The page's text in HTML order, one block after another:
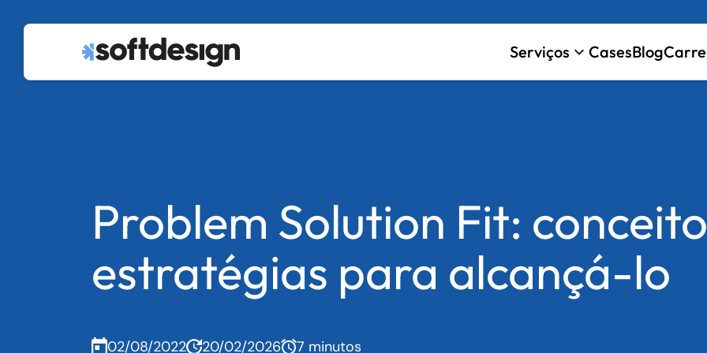
Serviços keyboard_arrow_down CasesBlog
Problem Solution Fit:
estratégias para alcançá-lo
02/08/2022 20/02/2026 7 minutos